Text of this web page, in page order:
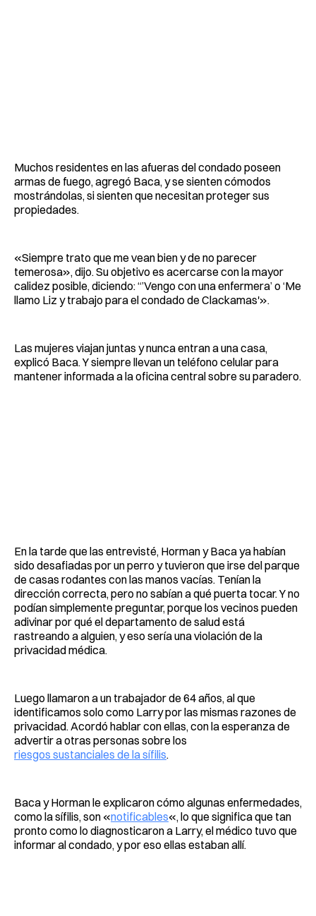
Muchos residentes en las afueras del condado poseen
armas de fuego, agregó Baca, y se sienten cómodos
mostrándolas, si sienten que necesitan proteger sus
propiedades.
«Siempre trato que me vean bien y de no parecer
temerosa», dijo. Su objetivo es acercarse con la mayor
calidez posible, diciendo: “’Vengo con una enfermera’ o ‘Me
llamo Liz y trabajo para el condado de Clackamas'».
Las mujeres viajan juntas y nunca entran a una casa,
explicó Baca. Y siempre llevan un teléfono celular para
mantener informada a la oficina central sobre su paradero.
En la tarde que las entrevisté, Horman y Baca ya habían
sido desafiadas por un perro y tuvieron que irse del parque
de casas rodantes con las manos vacías. Tenían la
dirección correcta, pero no sabían a qué puerta tocar. Y no
podían simplemente preguntar, porque los vecinos pueden
adivinar por qué el departamento de salud está
rastreando a alguien, y eso sería una violación de la
privacidad médica.
Luego llamaron a un trabajador de 64 años, al que
identificamos solo como Larry por las mismas razones de
privacidad. Acordó hablar con ellas, con la esperanza de
advertir a otras personas sobre los
riesgos sustanciales de la sífilis.
Baca y Horman le explicaron cómo algunas enfermedades,
como la sífilis, son «notificables«, lo que significa que tan
pronto como lo diagnosticaron a Larry, el médico tuvo que
informar al condado, y por eso ellas estaban allí.